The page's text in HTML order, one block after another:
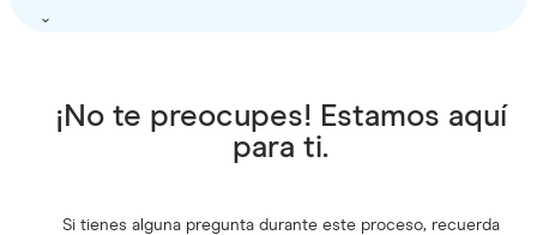
¡No te preocupes! Estamos aquí
para ti.
Si tienes alguna pregunta durante este proceso, recuerda